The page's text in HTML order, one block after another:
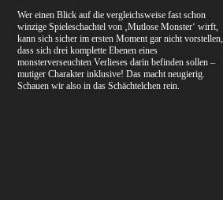
Wer einen Blick auf die vergleichsweise fast schon
winzige Spieleschachtel von ‚Mutlose Monster‘ wirft,
kann sich sicher im ersten Moment gar nicht vorstellen,
dass sich drei komplette Ebenen eines
monsterverseuchten Verlieses darin befinden sollen –
mutiger Charakter inklusive! Das macht neugierig.
Schauen wir also in das Schächtelchen rein.